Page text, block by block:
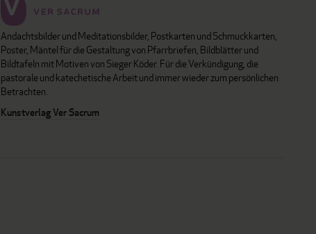
Andachtsbilder und Meditationsbilder, Postkarten und Schmuckkarten,
Poster, Mäntel für die Gestaltung von Pfarrbriefen, Bildblätter und
Bildtafeln mit Motiven von Sieger Köder. Für die Verkündigung, die
pastorale und katechetische Arbeit und immer wieder zum persönlichen
Betrachten.
Kunstverlag Ver Sacrum